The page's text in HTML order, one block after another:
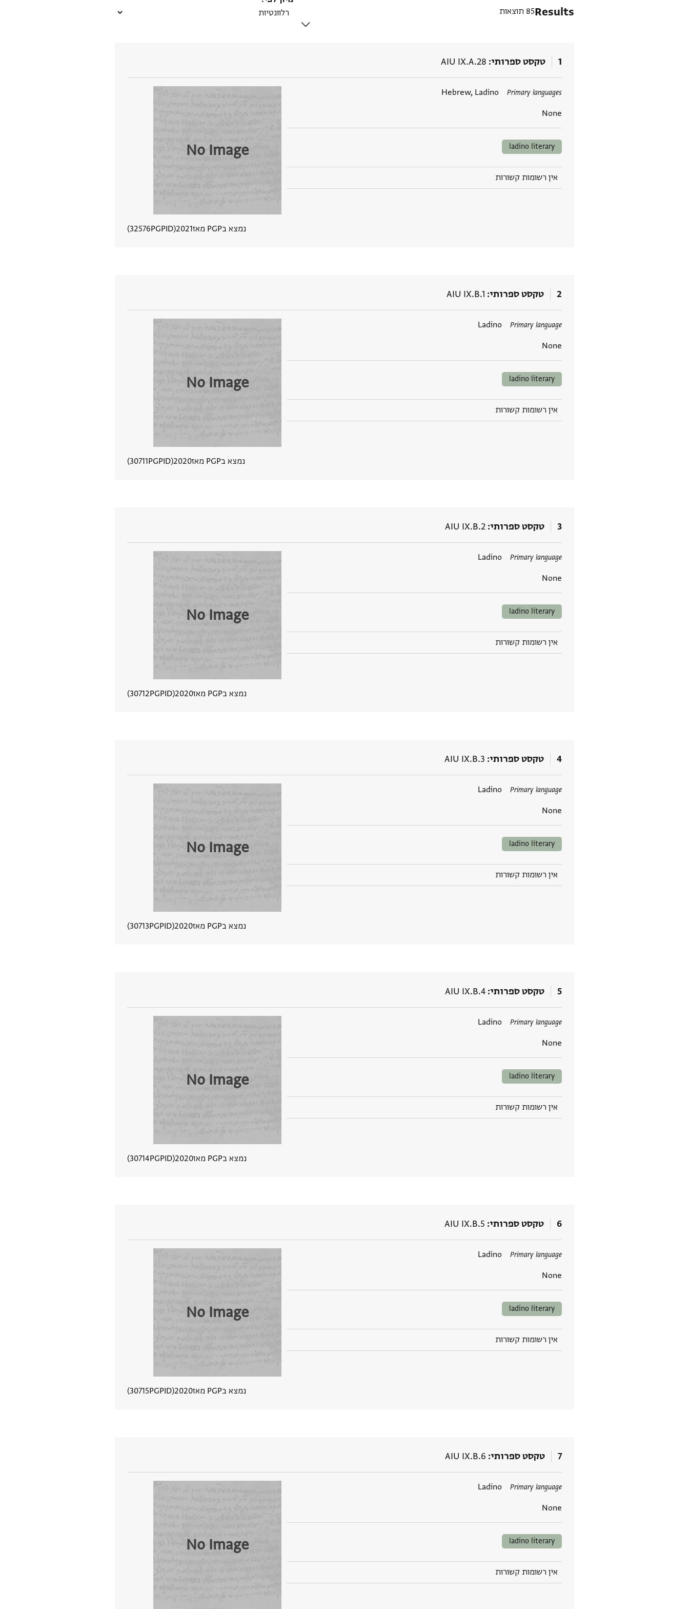
Results85 תוצאות
1 טקסט ספרותי AIU IX.A.28
Primary languages
Hebrew, Ladino
None
תגים
ladino literary
אין רשומות קשורות
No Image
נמצא בPGP מאז 2021
PGPID
32576
2 טקסט ספרותי AIU IX.B.1
Primary language
Ladino
None
תגים
ladino literary
אין רשומות קשורות
No Image
נמצא בPGP מאז 2020
PGPID
30711
3 טקסט ספרותי AIU IX.B.2
Primary language
Ladino
None
תגים
ladino literary
אין רשומות קשורות
No Image
נמצא בPGP מאז 2020
PGPID
30712
4 טקסט ספרותי AIU IX.B.3
Primary language
Ladino
None
תגים
ladino literary
אין רשומות קשורות
No Image
נמצא בPGP מאז 2020
PGPID
30713
5 טקסט ספרותי AIU IX.B.4
Primary language
Ladino
None
תגים
ladino literary
אין רשומות קשורות
No Image
נמצא בPGP מאז 2020
PGPID
30714
6 טקסט ספרותי AIU IX.B.5
Primary language
Ladino
None
תגים
ladino literary
אין רשומות קשורות
No Image
נמצא בPGP מאז 2020
PGPID
30715
7 טקסט ספרותי AIU IX.B.6
Primary language
Ladino
None
תגים
ladino literary
אין רשומות קשורות
No Image